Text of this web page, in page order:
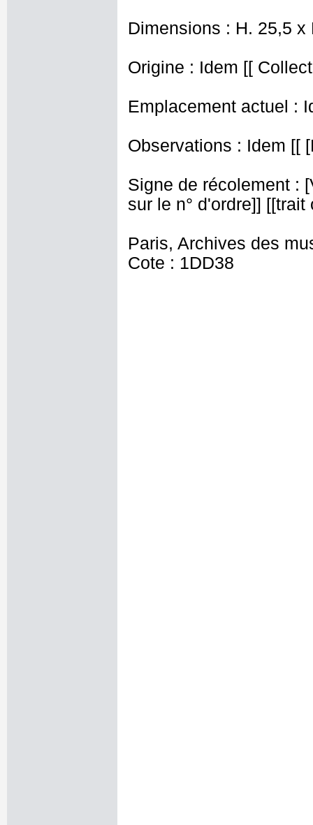
Dimensions : H. 25,5 x
Origine : Idem [[
Emplacement actuel :
Observations : Idem [[
Signe de récolement :
sur le n° d'ordre]]
Paris, Archives des
Cote : 1DD38